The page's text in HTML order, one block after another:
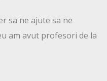
sa ne ajute sa ne
am avut profesori de la